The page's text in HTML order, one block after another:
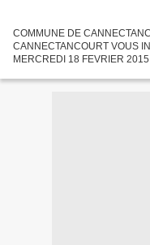
COMMUNE DE
CANNECTANCOURT VOUS
MERCREDI 18 FEVRIER
chaque enfant de